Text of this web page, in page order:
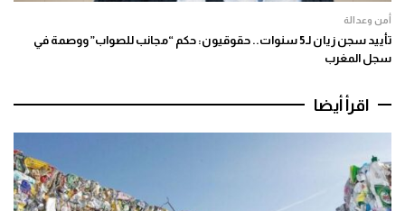
أمن وعدالة
تأييد سجن زيان لـ5 سنوات.. حقوقيون: حكم “مجانب للصواب” ووصمة في
سجل المغرب
اقرأ أيضا